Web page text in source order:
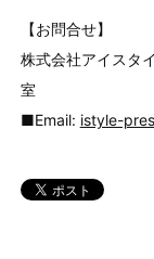
【お問合せ】
株式会社アイスタ
室
■Email: istyle-